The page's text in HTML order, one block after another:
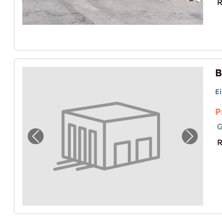
Vorheriges Bild für "Box intérieur proche